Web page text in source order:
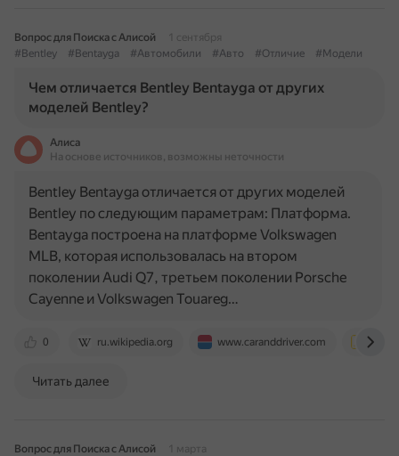
Вопрос для Поиска с Алисой
1 сентября
#Bentley
#Bentayga #Автомобили #Авто #Отличие #Модели
Чем отличается Bentley Bentayga от других
моделей Bentley?
Алиса
На основе источников, возможны неточности
0 ru.wikipedia.org www.caranddriver.com
Bentley Bentayga отличается от других моделей
Bentley по следующим параметрам: Платформа.
Bentayga построена на платформе Volkswagen
MLB, которая использовалась на втором
поколении Audi Q7, третьем поколении Porsche
Cayenne и Volkswagen Touareg…
Читать далее
Вопрос для Поиска с Алисой
1 марта